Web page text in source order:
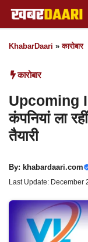
Skip
to
content
KhabarDaari »कारोबार
कारोबार
Upcoming
कंपनियां ला
तैयारी
By: khabardaari.com
Last Update: December